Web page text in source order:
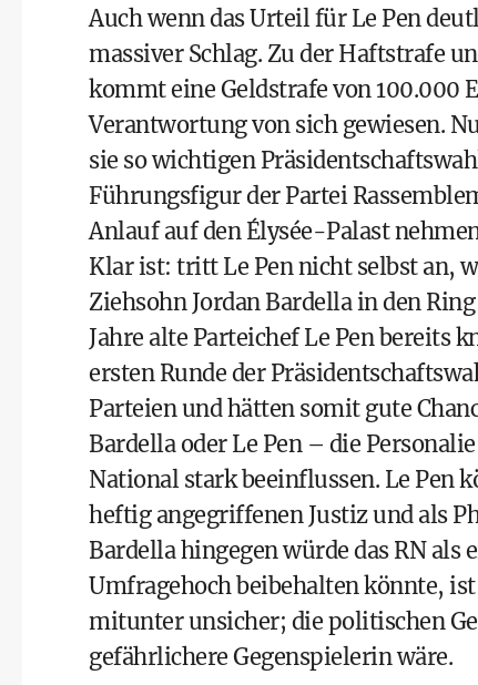
Auch wenn das Urteil für Le Pen
massiver Schlag. Zu der Haftstrafe
kommt eine Geldstrafe von 100.000
Verantwortung von sich gewiesen.
sie so wichtigen
Führungsfigur der Partei
Anlauf auf den Élysée-Palast
Klar ist: tritt Le Pen nicht selbst an,
Ziehsohn Jordan Bardella in den
Jahre alte Parteichef Le Pen bereits
ersten Runde der
Parteien und hätten somit gute
Bardella oder Le Pen – die
National stark beeinflussen. Le Pen
heftig angegriffenen Justiz und als
Bardella hingegen würde das RN als
Umfragehoch beibehalten könnte,
mitunter unsicher; die politischen
gefährlichere Gegenspielerin wäre.